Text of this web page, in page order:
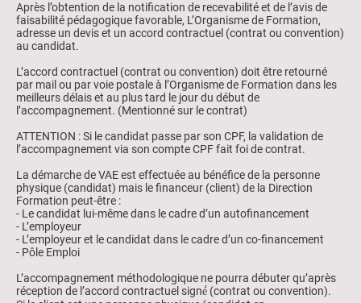
Après l’obtention de la notification de recevabilité et de l’avis de
faisabilité pédagogique favorable, L’Organisme de Formation,
adresse un devis et un accord contractuel (contrat ou convention)
au candidat.
L’accord contractuel (contrat ou convention) doit être retourné
par mail ou par voie postale à l’Organisme de Formation dans les
meilleurs délais et au plus tard le jour du début de
l’accompagnement. (Mentionné sur le contrat)
ATTENTION : Si le candidat passe par son CPF, la validation de
l’accompagnement via son compte CPF fait foi de contrat.
La démarche de VAE est effectuée au bénéfice de la personne
physique (candidat) mais le financeur (client) de la Direction
Formation peut-être :
- Le candidat lui-même dans le cadre d’un autofinancement
- L’employeur
- L’employeur et le candidat dans le cadre d’un co-financement
- Pôle Emploi
L’accompagnement méthodologique ne pourra débuter qu’après
réception de l’accord contractuel signé́ (contrat ou convention).